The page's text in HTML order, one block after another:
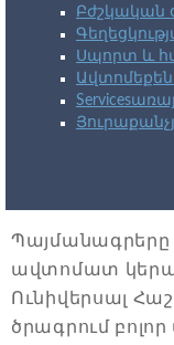
Բժշկական
Սպորտ և
Պայմանագրերը
ավտոմատ
Ունիվերսալ
ծրագրում